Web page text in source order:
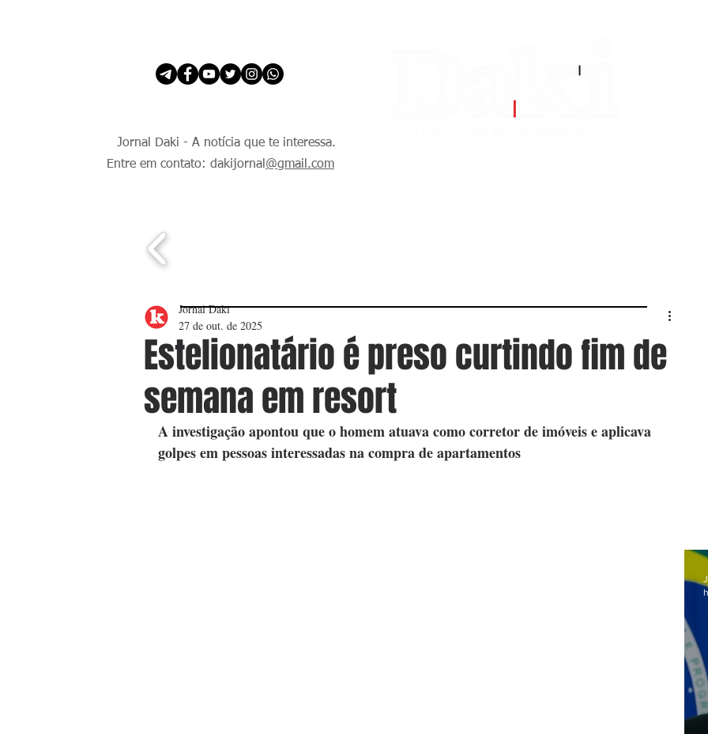
Jornal Daki - A notícia que te interessa.
Entre em contato: dakijornal @gmail.com
Estelionatário é preso curtindo fim de
semana em resort
Jornal Daki
27 de out. de 2025
A investigação apontou que o homem atuava como corretor de imóveis e aplicava
golpes em pessoas interessadas na compra de apartamentos